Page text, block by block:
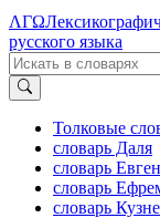
ΛΓΩ
русского языка
Толковые
словарь Даля
словарь
словарь
словарь